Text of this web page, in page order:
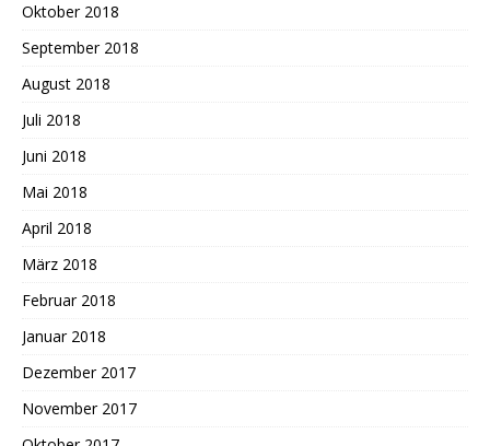
Oktober 2018
September 2018
August 2018
Juli 2018
Juni 2018
Mai 2018
April 2018
März 2018
Februar 2018
Januar 2018
Dezember 2017
November 2017